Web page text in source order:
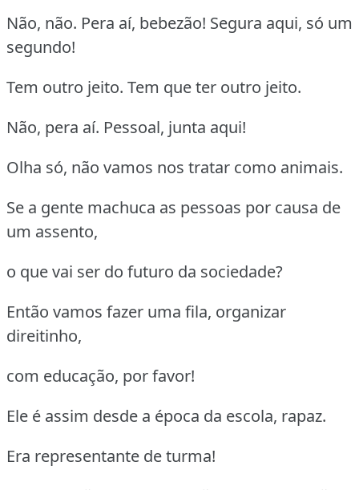
Não, não. Pera aí, bebezão! Segura aqui, só um
segundo!
Tem outro jeito. Tem que ter outro jeito.
Não, pera aí. Pessoal, junta aqui!
Olha só, não vamos nos tratar como animais.
Se a gente machuca as pessoas por causa de
um assento,
o que vai ser do futuro da sociedade?
Então vamos fazer uma fila, organizar
direitinho,
com educação, por favor!
Ele é assim desde a época da escola, rapaz.
Era representante de turma!